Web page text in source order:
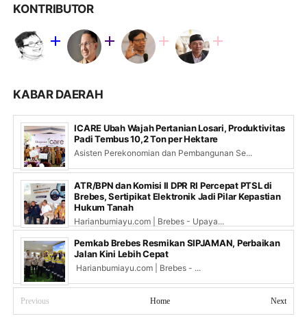
KONTRIBUTOR
KABAR DAERAH
ICARE Ubah Wajah Pertanian Losari, Produktivitas
Padi Tembus 10,2 Ton per Hektare
Asisten Perekonomian dan Pembangunan Se...
ATR/BPN dan Komisi II DPR RI Percepat PTSL di
Brebes, Sertipikat Elektronik Jadi Pilar Kepastian
Hukum Tanah
Harianbumiayu.com | Brebes - Upaya...
Pemkab Brebes Resmikan SIPJAMAN, Perbaikan
Jalan Kini Lebih Cepat
Harianbumiayu.com | Brebes - ...
Previous Next
Home